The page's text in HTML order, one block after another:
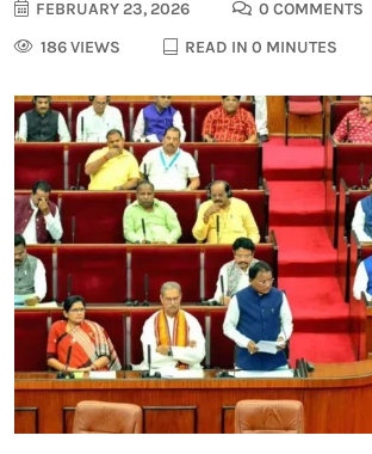
FEBRUARY 23, 2026
0 COMMENTS
186 VIEWS
READ IN 0 MINUTES